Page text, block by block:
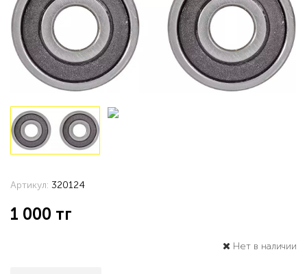
Артикул: 320124
1 000 тг
Нет в наличии